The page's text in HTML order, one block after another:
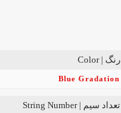
رنگ | Color
Blue Gradation
تعداد سیم | String Number